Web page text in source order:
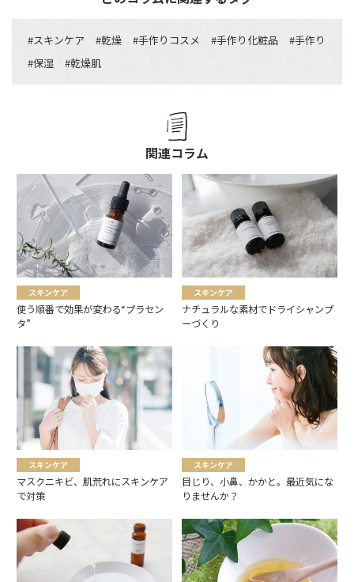
#スキンケア #乾燥 #手作りコスメ #手作り化粧品 #手作り
#保湿 #乾燥肌
関連コラム
スキンケア
使う順番で効果が変わる“プラセン
タ”
スキンケア
ナチュラルな素材でドライシャンプ
ーづくり
スキンケア
マスクニキビ、肌荒れにスキンケア
で対策
スキンケア
目じり、小鼻、かかと。最近気にな
りませんか？